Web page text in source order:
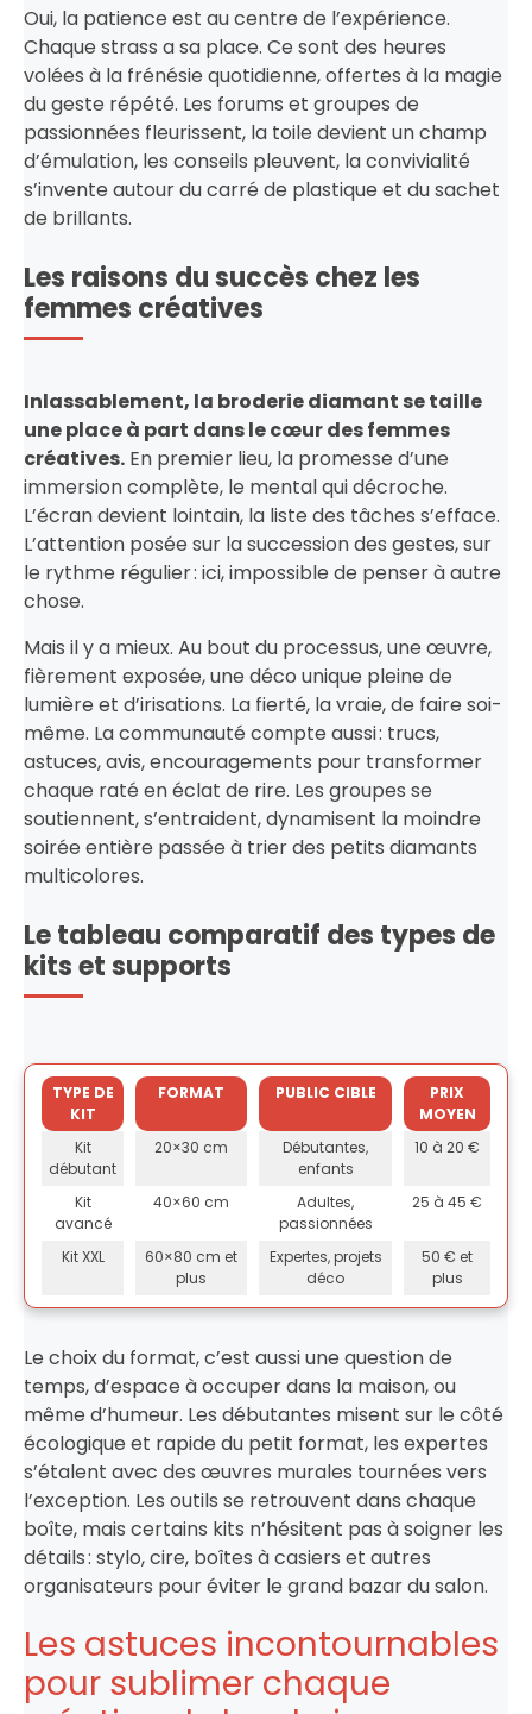
Oui, la patience est au centre de l’expérience.
Chaque strass a sa place. Ce sont des heures
volées à la frénésie quotidienne, offertes à la magie
du geste répété. Les forums et groupes de
passionnées fleurissent, la toile devient un champ
d’émulation, les conseils pleuvent, la convivialité
s’invente autour du carré de plastique et du sachet
de brillants.
Les raisons du succès chez les
femmes créatives
Inlassablement, la broderie diamant se taille
une place à part dans le cœur des femmes
créatives. En premier lieu, la promesse d’une
immersion complète, le mental qui décroche.
L’écran devient lointain, la liste des tâches s’efface.
L’attention posée sur la succession des gestes, sur
le rythme régulier : ici, impossible de penser à autre
chose.
Mais il y a mieux. Au bout du processus, une œuvre,
fièrement exposée, une déco unique pleine de
lumière et d’irisations. La fierté, la vraie, de faire soi-
même. La communauté compte aussi : trucs,
astuces, avis, encouragements pour transformer
chaque raté en éclat de rire. Les groupes se
soutiennent, s’entraident, dynamisent la moindre
soirée entière passée à trier des petits diamants
multicolores.
Le tableau comparatif des types de
kits et supports
TYPE DE
KIT
FORMAT PUBLIC CIBLE
PRIX
MOYEN
Kit
débutant
20×30 cm
Débutantes,
enfants
10 à 20 €
Kit
avancé
40×60 cm
Adultes,
passionnées
25 à 45 €
Kit XXL
60×80 cm et
plus
Expertes, projets
déco
50 € et
plus
Le choix du format, c’est aussi une question de
temps, d’espace à occuper dans la maison, ou
même d’humeur. Les débutantes misent sur le côté
écologique et rapide du petit format, les expertes
s’étalent avec des œuvres murales tournées vers
l’exception. Les outils se retrouvent dans chaque
boîte, mais certains kits n’hésitent pas à soigner les
détails : stylo, cire, boîtes à casiers et autres
organisateurs pour éviter le grand bazar du salon.
Les astuces incontournables
pour sublimer chaque